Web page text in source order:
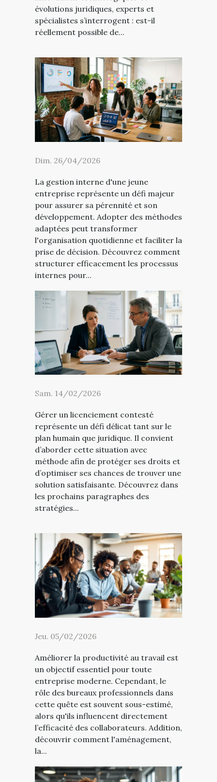
évolutions juridiques, experts et
spécialistes s’interrogent : est-il
réellement possible de...
Dim. 26/04/2026
La gestion interne d'une jeune
entreprise représente un défi majeur
pour assurer sa pérennité et son
développement. Adopter des méthodes
adaptées peut transformer
l'organisation quotidienne et faciliter la
prise de décision. Découvrez comment
structurer efficacement les processus
internes pour...
Sam. 14/02/2026
Gérer un licenciement contesté
représente un défi délicat tant sur le
plan humain que juridique. Il convient
d’aborder cette situation avec
méthode afin de protéger ses droits et
d’optimiser ses chances de trouver une
solution satisfaisante. Découvrez dans
les prochains paragraphes des
stratégies...
Jeu. 05/02/2026
Améliorer la productivité au travail est
un objectif essentiel pour toute
entreprise moderne. Cependant, le
rôle des bureaux professionnels dans
cette quête est souvent sous-estimé,
alors qu'ils influencent directement
l’efficacité des collaborateurs. Addition,
découvrir comment l'aménagement,
la...